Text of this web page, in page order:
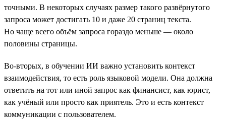
точными. В некоторых случаях размер такого развёрнутого
запроса может достигать 10 и даже 20 страниц текста.
Но чаще всего объём запроса гораздо меньше — около
половины страницы.
Во-вторых, в обучении ИИ важно установить контекст
взаимодействия, то есть роль языковой модели. Она должна
ответить на тот или иной запрос как финансист, как юрист,
как учёный или просто как приятель. Это и есть контекст
коммуникации с пользователем.